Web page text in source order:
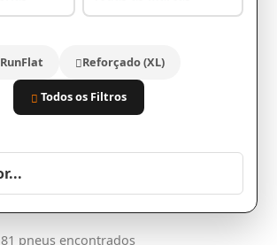
RunFlat Reforçado (XL)
Todos os Filtros
81 pneus encontrados